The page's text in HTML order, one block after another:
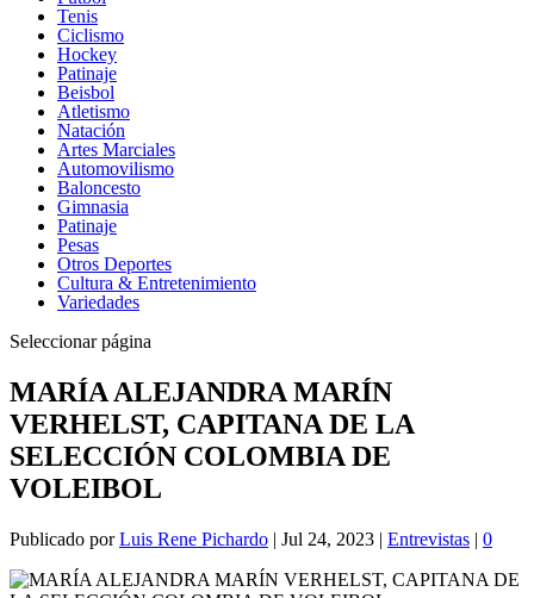
Tenis
Ciclismo
Hockey
Patinaje
Beisbol
Atletismo
Natación
Artes Marciales
Automovilismo
Baloncesto
Gimnasia
Patinaje
Pesas
Otros Deportes
Cultura & Entretenimiento
Variedades
Seleccionar página
MARÍA ALEJANDRA MARÍN
VERHELST, CAPITANA DE LA
SELECCIÓN COLOMBIA DE
VOLEIBOL
Publicado porLuis Rene Pichardo | Jul 24, 2023 | Entrevistas | 0